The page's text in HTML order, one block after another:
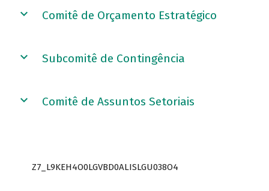
Comitê de Orçamento Estratégico
Subcomitê de Contingência
Comitê de Assuntos Setoriais
Z7_L9KEH4O0LGVBD0ALISLGU038O4